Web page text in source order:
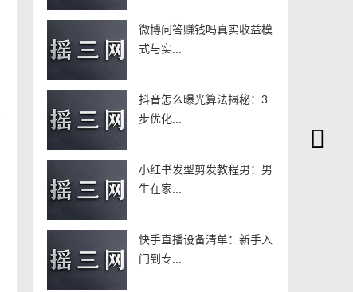
微博问答赚钱吗真实收益模
式与实...
抖音怎么曝光算法揭秘：3
步优化...
小红书发型剪发教程男：男
生在家...
快手直播设备清单：新手入
门到专...